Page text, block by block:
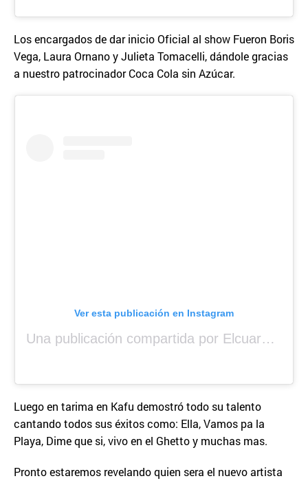
Los encargados de dar inicio Oficial al show Fueron Boris
Vega, Laura Ornano y Julieta Tomacelli, dándole gracias
a nuestro patrocinador Coca Cola sin Azúcar.
Ver esta publicación en Instagram
Una publicación compartida por Elcuara (@elcuara.25)
Luego en tarima en Kafu demostró todo su talento
cantando todos sus éxitos como: Ella, Vamos pa la
Playa, Dime que si, vivo en el Ghetto y muchas mas.
Pronto estaremos revelando quien sera el nuevo artista